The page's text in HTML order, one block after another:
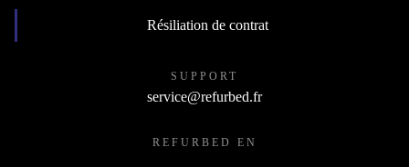
Résiliation de contrat
SUPPORT
service@refurbed.fr
REFURBED EN